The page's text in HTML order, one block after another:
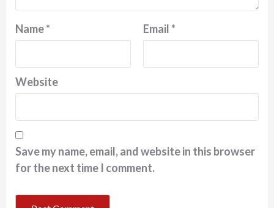
Name* Email*
Website
Save my name, email, and website in this browser
for the next time I comment.